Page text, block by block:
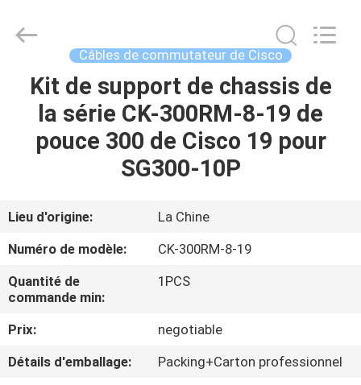
MAISON
PRODUITS
SUJET
DE
NOUS
VISITE
D'USINE
WanyYi Telecom Tech Co.,Limited.
Câbles de commutateur de Cisco
Kit de support de chassis de
la série CK-300RM-8-19 de
pouce 300 de Cisco 19 pour
SG300-10P
Lieu d'origine:
La Chine
Numéro de modèle:
CK-300RM-8-19
Quantité de
commande min:
1PCS
Prix:
negotiable
Détails d'emballage:
Packing+Carton professionnel